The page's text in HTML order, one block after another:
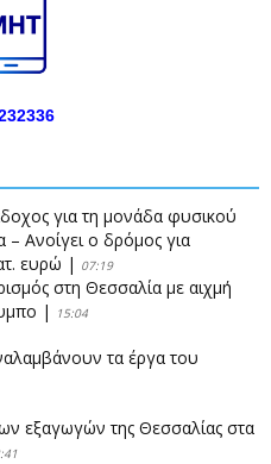
για τη μονάδα φυσικού
– Ανοίγει ο δρόμος για
ευρώ | 07:19
στη Θεσσαλία με αιχμή
| 15:04
τα έργα του
εξαγωγών της Θεσσαλίας στα